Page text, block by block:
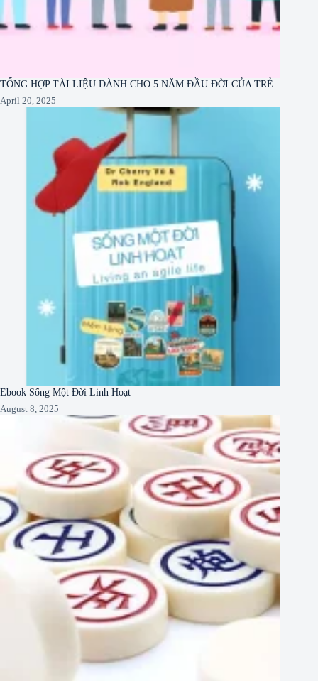
TỔNG HỢP TÀI LIỆU DÀNH CHO 5 NĂM ĐẦU ĐỜI CỦA TRẺ
April 20, 2025
Ebook Sống Một Đời Linh Hoạt
August 8, 2025